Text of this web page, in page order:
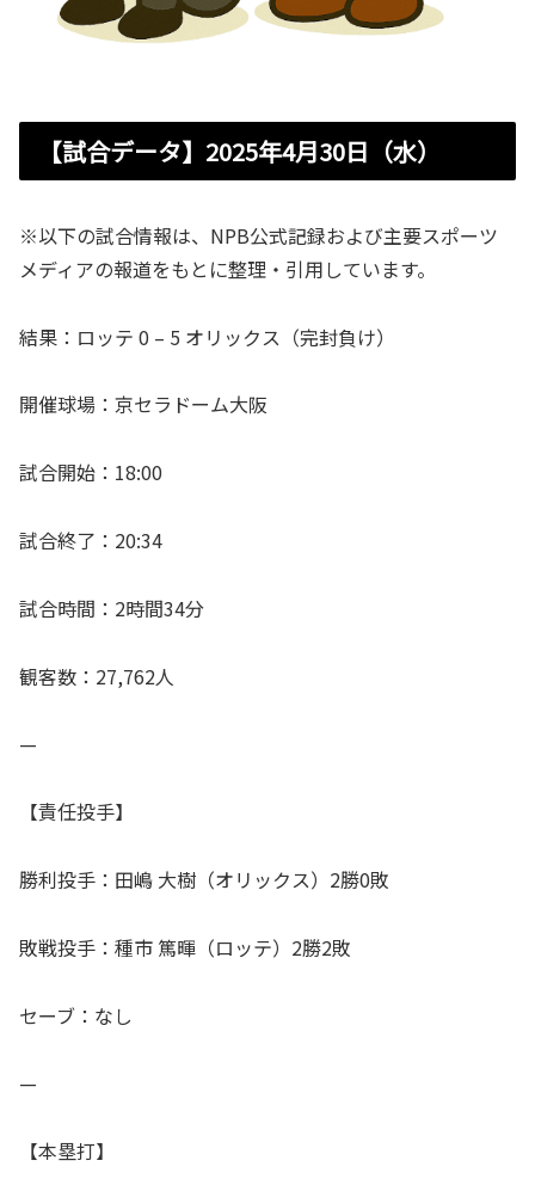
【試合データ】2025年4月30日（水）
※以下の試合情報は、NPB公式記録および主要スポーツ
メディアの報道をもとに整理・引用しています。
結果：ロッテ 0 – 5 オリックス（完封負け）
開催球場：京セラドーム大阪
試合開始：18:00
試合終了：20:34
試合時間：2時間34分
観客数：27,762人
—
【責任投手】
勝利投手：田嶋 大樹（オリックス）2勝0敗
敗戦投手：種市 篤暉（ロッテ）2勝2敗
セーブ：なし
—
【本塁打】